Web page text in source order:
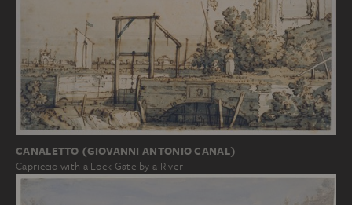
CANALETTO (GIOVANNI ANTONIO CANAL)
Capriccio with a Lock Gate by a River